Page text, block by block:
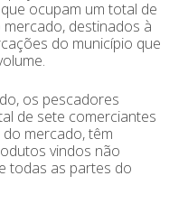
ocupam um total de
destinados à
do município que
os pescadores
de sete comerciantes
mercado, têm
vindos não
todas as partes do